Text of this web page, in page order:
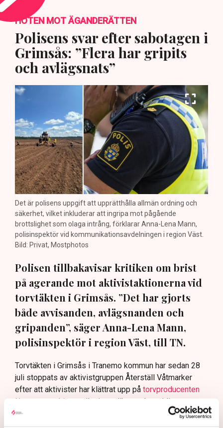
HOTEN MOT ÄGANDERÄTTEN
Polisens svar efter sabotagen i
Grimsås: ”Flera har gripits
och avlägsnats”
Det är polisens uppgift att upprätthålla allmän ordning och
säkerhet, vilket inkluderar att ingripa mot pågående
brottslighet som olaga intrång, förklarar Anna-Lena Mann,
polisinspektör vid kommunikationsavdelningen i region Väst.
Bild: Privat, Mostphotos
Polisen tillbakavisar kritiken om brist
på agerande mot aktivistaktionerna vid
torvtäkten i Grimsås. ”Det har gjorts
både avvisanden, avlägsnanden och
gripanden”, säger Anna-Lena Mann,
polisinspektör i region Väst, till TN.
Torvtäkten i Grimsås i Tranemo kommun har sedan 28
juli stoppats av aktivistgruppen Återställ Våtmarker
efter att aktivister har klättrat upp på torvproducenten
Neovas maskiner
, grävt igen diken och spridit
ogräsfrön över täkten.